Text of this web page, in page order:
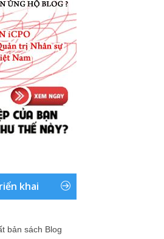
khai
bản sách Blog